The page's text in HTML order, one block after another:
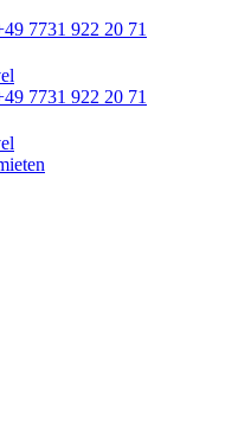
7731 922 20 71
7731 922 20 71